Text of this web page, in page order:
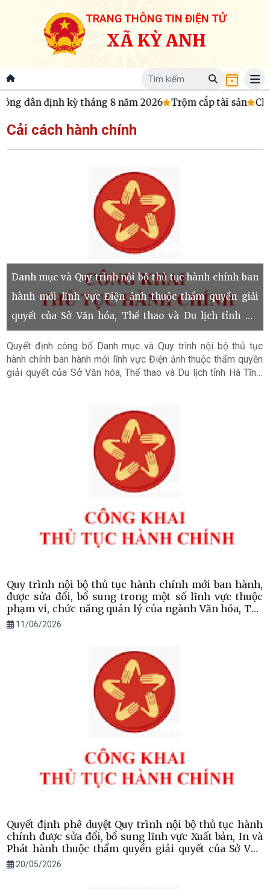
TRANG THÔNG TIN ĐIỆN TỬ
XÃ KỲ ANH
dân định kỳ tháng 8 năm 2026 Trộm cắp tài sản
Cải cách hành chính
Danh mục và Quy trình nội bộ thủ tục hành chính ban
hành mới lĩnh vực Điện ảnh thuộc thẩm quyền giải
quyết của Sở Văn hóa, Thể thao và Du lịch tỉnh Hà
Quyết định công bố Danh mục và Quy trình nội bộ thủ tục
hành chính ban hành mới lĩnh vực Điện ảnh thuộc thẩm quyền
giải quyết của Sở Văn hóa, Thể thao và Du lịch tỉnh Hà Tĩnh.
Quy trình nội bộ thủ tục hành chính mới ban hành,
được sửa đổi, bổ sung trong một số lĩnh vực thuộc
phạm vi, chức năng quản lý của ngành Văn hóa, Thể
thao và Du lịch áp dụng trên địa bàn tỉnh
11/06/2026
Quyết định phê duyệt Quy trình nội bộ thủ tục hành
chính được sửa đổi, bổ sung lĩnh vực Xuất bản, In và
Phát hành thuộc thẩm quyền giải quyết của Sở Văn
hóa, Thể thao và Du lịch tỉnh Hà Tĩnh
20/05/2026